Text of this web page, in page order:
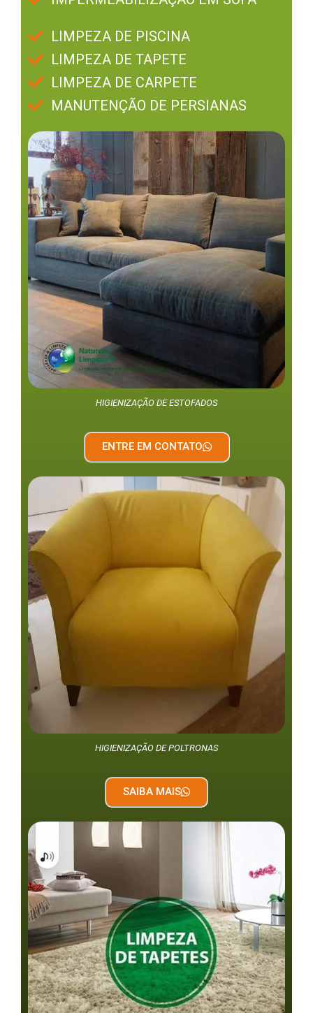
LIMPEZA DE PISCINA
LIMPEZA DE TAPETE
LIMPEZA DE CARPETE
MANUTENÇÃO DE PERSIANAS
HIGIENIZAÇÃO DE ESTOFADOS
ENTRE EM CONTATO
HIGIENIZAÇÃO DE POLTRONAS
SAIBA MAIS